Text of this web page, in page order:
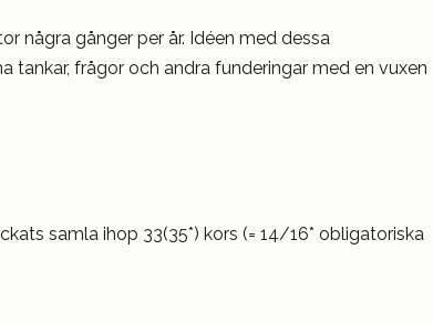
några gånger per år. Idéen med dessa
tankar, frågor och andra funderingar med en vuxen
samla ihop 33(35*) kors (= 14/16* obligatoriska